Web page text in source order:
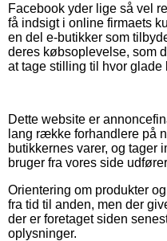
Facebook yder lige så vel
få indsigt i online firmaets
en del e-butikker som
deres købsoplevelse, som
at tage stilling til hvor glade
Dette website er
lang række forhandlere på
butikkernes varer, og tager
bruger fra vores side
Orientering om produkter
fra tid til anden, men der
der er foretaget siden
oplysninger.